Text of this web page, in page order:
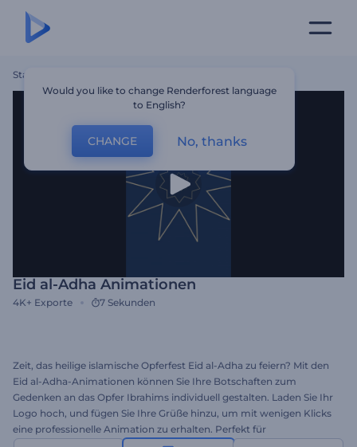
Startseite
Eid al-Adha Animationen
4K+ Exporte 7 Sekunden
Zeit, das heilige islamische Opferfest Eid al-Adha zu feiern? Mit den
Eid al-Adha-Animationen können Sie Ihre Botschaften zum
Gedenken an das Opfer Ibrahims individuell gestalten. Laden Sie Ihr
Logo hoch, und fügen Sie Ihre Grüße hinzu, um mit wenigen Klicks
eine professionelle Animation zu erhalten. Perfekt für
Would you like to change Renderforest language
to English?
CHANGE No, thanks